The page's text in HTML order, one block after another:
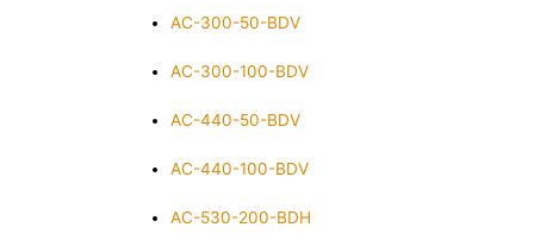
AC-300-50-BDV
AC-300-100-BDV
AC-440-50-BDV
AC-440-100-BDV
AC-530-200-BDH